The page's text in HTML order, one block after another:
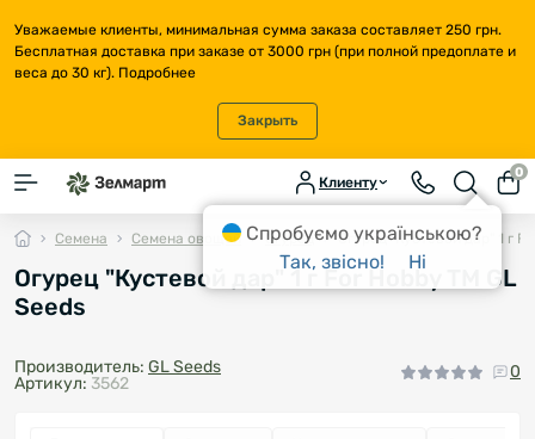
Уважаемые клиенты, минимальная сумма заказа составляет 250 грн.
Бесплатная доставка при заказе от 3000 грн (при полной предоплате и
веса до 30 кг). Подробнее
Закрыть
Клиенту
0
Семена Семена овощей Огурец Огурец "Кустевой дар" 1 г
Огурец "Кустевой дар" 1 г For Hobby TM GL
Seeds
Производитель: GL Seeds
Артикул: 3562
0
Спробуємо українською?
Так, звісно!
Ні